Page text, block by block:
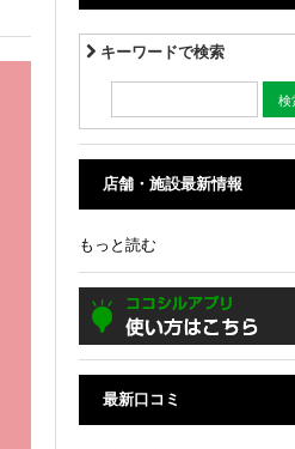
キーワードで検索
店舗・施設最新情報
もっと読む
最新口コミ